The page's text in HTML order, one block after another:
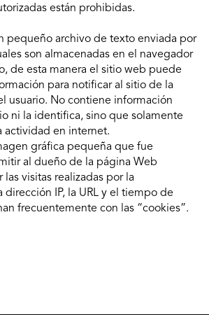
están prohibidas.
pequeño archivo de texto enviada por
son almacenadas en el navegador
de esta manera el sitio web puede
para notificar al sitio de la
usuario. No contiene información
ni la identifica, sino que solamente
actividad en internet.
gráfica pequeña que fue
al dueño de la página Web
visitas realizadas por la
IP, la URL y el tiempo de
frecuentemente con las “cookies”.